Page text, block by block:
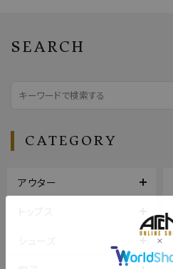
SEARCH
CATEGORY
アウター